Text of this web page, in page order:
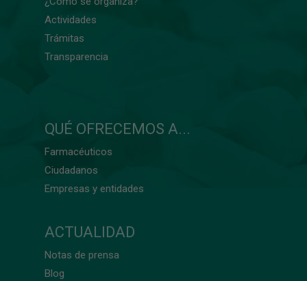
Actividades
Trámitas
Transparencia
QUÉ OFRECEMOS A...
Farmacéuticos
Ciudadanos
Empresas y entidades
ACTUALIDAD
Notas de prensa
Blog